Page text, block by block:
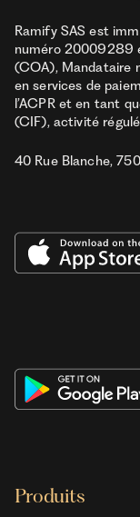
Ramify SAS est
numéro 20009289
(COA), Mandataire
en services de
l’ACPR et en tant
(CIF), activité
40 Rue Blanche,
Produits